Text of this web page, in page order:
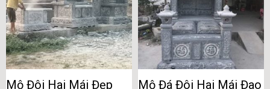
Mộ Đôi Hai Mái Đẹp
Mộ Đá Đôi Hai Mái Đao